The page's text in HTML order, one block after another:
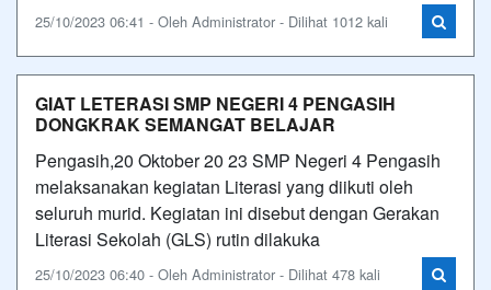
25/10/2023 06:41 - Oleh Administrator - Dilihat 1012 kali
GIAT LETERASI SMP NEGERI 4 PENGASIH
DONGKRAK SEMANGAT BELAJAR
Pengasih,20 Oktober 20 23 SMP Negeri 4 Pengasih
melaksanakan kegiatan Literasi yang diikuti oleh
seluruh murid. Kegiatan ini disebut dengan Gerakan
Literasi Sekolah (GLS) rutin dilakuka
25/10/2023 06:40 - Oleh Administrator - Dilihat 478 kali